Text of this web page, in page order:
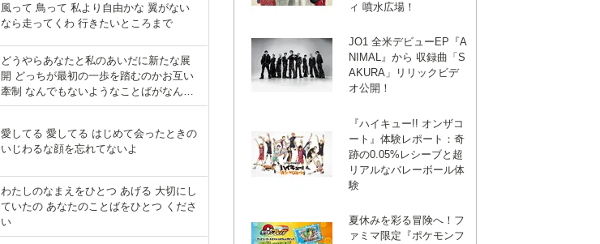
風って 鳥って 私より自由かな 翼がない
なら走ってくわ 行きたいところまで
どうやらあなたと私のあいだに新たな展
開 どっちが最初の一歩を踏むのかお互い
牽制 なんでもないようなことばがなんだ
かとっても嬉しい のらりくらり ひらりふ
愛してる 愛してる はじめて会ったときの
いじわるな顔を忘れてないよ
わたしのなまえをひとつ あげる 大切にし
ていたの あなたのことばをひとつ くださ
い
ィ 噴水広場！
JO1 全米デビューEP『A
NIMAL』から 収録曲「S
AKURA」リリックビデ
オ公開！
『ハイキュー!! オンザコ
ート』体験レポート：奇
跡の0.05%レシーブと超
リアルなバレーボール体
験
夏休みを彩る冒険へ！フ
ァミマ限定『ポケモンフ